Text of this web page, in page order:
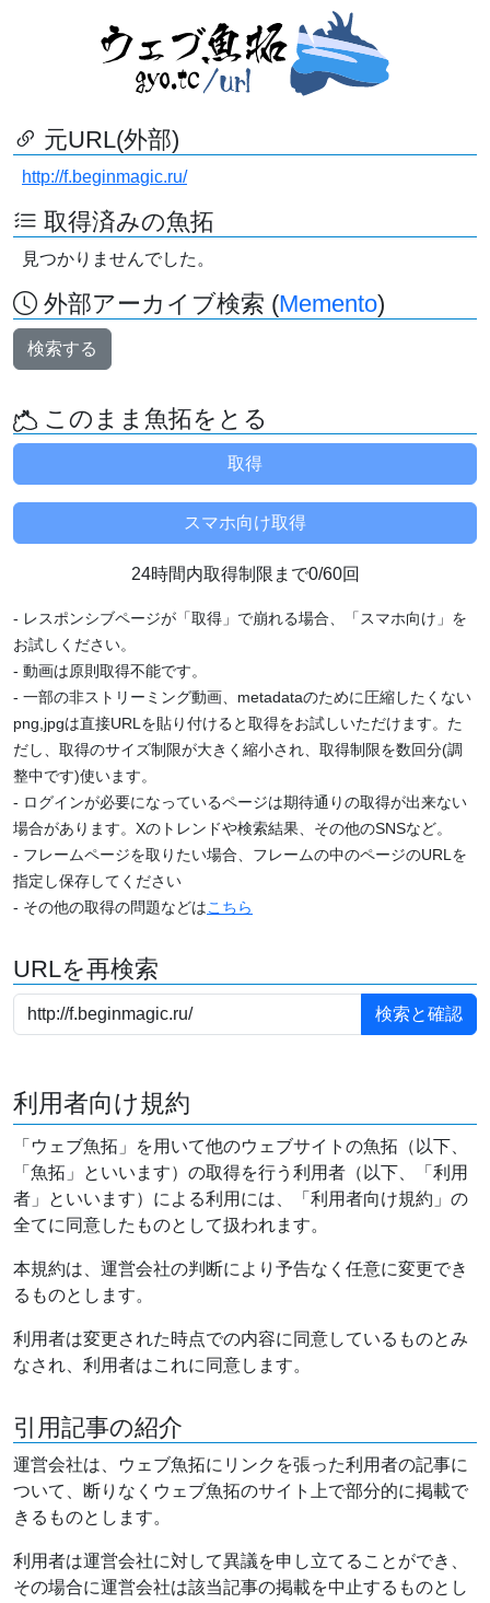
元URL(外部)
http://f.beginmagic.ru/
取得済みの魚拓
見つかりませんでした。
外部アーカイブ検索 (Memento)
検索する
このまま魚拓をとる
24時間内取得制限まで0/60回
- レスポンシブページが「取得」で崩れる場合、「スマホ向け」を
お試しください。
- 動画は原則取得不能です。
- 一部の非ストリーミング動画、metadataのために圧縮したくない
png,jpgは直接URLを貼り付けると取得をお試しいただけます。た
だし、取得のサイズ制限が大きく縮小され、取得制限を数回分(調
整中です)使います。
- ログインが必要になっているページは期待通りの取得が出来ない
場合があります。Xのトレンドや検索結果、その他のSNSなど。
- フレームページを取りたい場合、フレームの中のページのURLを
指定し保存してください
- その他の取得の問題などはこちら
URLを再検索
利用者向け規約
「ウェブ魚拓」を用いて他のウェブサイトの魚拓（以下、
「魚拓」といいます）の取得を行う利用者（以下、「利用
者」といいます）による利用には、「利用者向け規約」の
全てに同意したものとして扱われます。
本規約は、運営会社の判断により予告なく任意に変更でき
るものとします。
利用者は変更された時点での内容に同意しているものとみ
なされ、利用者はこれに同意します。
引用記事の紹介
運営会社は、ウェブ魚拓にリンクを張った利用者の記事に
ついて、断りなくウェブ魚拓のサイト上で部分的に掲載で
きるものとします。
利用者は運営会社に対して異議を申し立てることができ、
その場合に運営会社は該当記事の掲載を中止するものとし